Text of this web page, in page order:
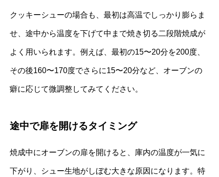
クッキーシューの場合も、最初は高温でしっかり膨らま
せ、途中から温度を下げて中まで焼き切る二段階焼成が
よく用いられます。例えば、最初の15〜20分を200度、
その後160〜170度でさらに15〜20分など、オーブンの
癖に応じて微調整してみてください。
途中で扉を開けるタイミング
焼成中にオーブンの扉を開けると、庫内の温度が一気に
下がり、シュー生地がしぼむ大きな原因になります。特